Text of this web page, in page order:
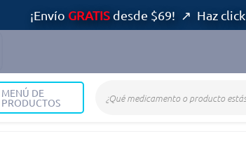
¡Envío GRATISdesde $69! ↗ Haz click
MENÚ DE
PRODUCTOS
Protección Solar